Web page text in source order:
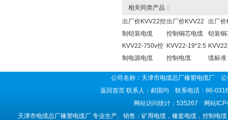
相关同类产品：
出厂价KVV22控
制铠装电缆
KVV22-750v控
制电源电缆
出厂价KVV22
控制铜芯电缆
KVV22-19*2.5
控制电缆
出厂
铠装铜
缆标准
公司名称：天津市电缆总厂橡塑电缆厂
返回首页联系人：郝国均 联系电话：86-
网站访问统计：535267 网站ICP
天津市电缆总厂橡塑电缆厂 专业生产、销售：矿用电缆，橡套电缆，控制电